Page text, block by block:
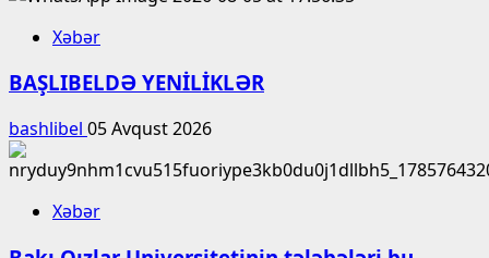
Xəbər
BAŞLIBELDƏ YENİLİKLƏR
bashlibel 05 Avqust 2026
Xəbər